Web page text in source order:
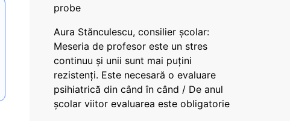
probe
Aura Stănculescu, consilier școlar:
Meseria de profesor este un stres
continuu și unii sunt mai puțini
rezistenți. Este necesară o evaluare
psihiatrică din când în când / De anul
școlar viitor evaluarea este obligatorie